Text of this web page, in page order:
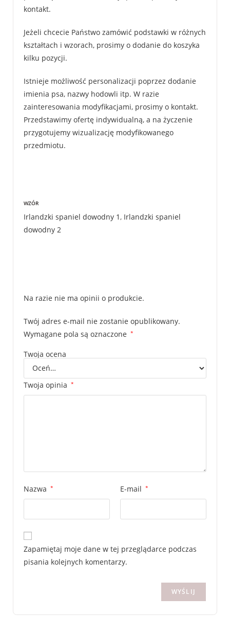
kontakt.
Jeżeli chcecie Państwo zamówić podstawki w różnych
kształtach i wzorach, prosimy o dodanie do koszyka
kilku pozycji.
Istnieje możliwość personalizacji poprzez dodanie
imienia psa, nazwy hodowli itp. W razie
zainteresowania modyfikacjami, prosimy o kontakt.
Przedstawimy ofertę indywidualną, a na życzenie
przygotujemy wizualizację modyfikowanego
przedmiotu.
WZÓR
Irlandzki spaniel dowodny 1, Irlandzki spaniel
dowodny 2
Na razie nie ma opinii o produkcie.
Twój adres e-mail nie zostanie opublikowany.
Wymagane pola są oznaczone *
Twoja ocena
Twoja opinia *
Nazwa * E-mail *
Zapamiętaj moje dane w tej przeglądarce podczas
pisania kolejnych komentarzy.